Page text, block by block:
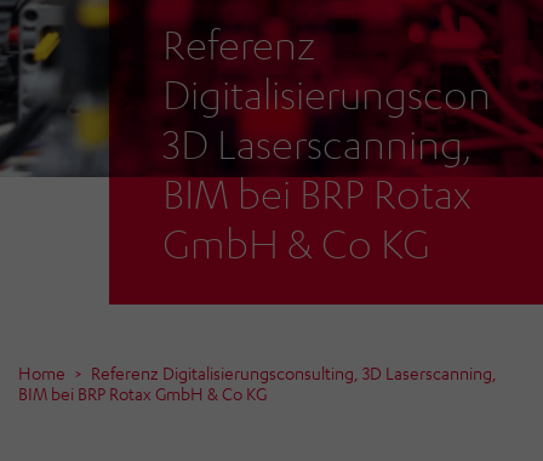
Referenz
3D Laserscanning,
BIM bei BRP Rotax
GmbH & Co KG
Home
Referenz Digitalisierungsconsulting, 3D Laserscanning,
BIM bei BRP Rotax GmbH & Co KG